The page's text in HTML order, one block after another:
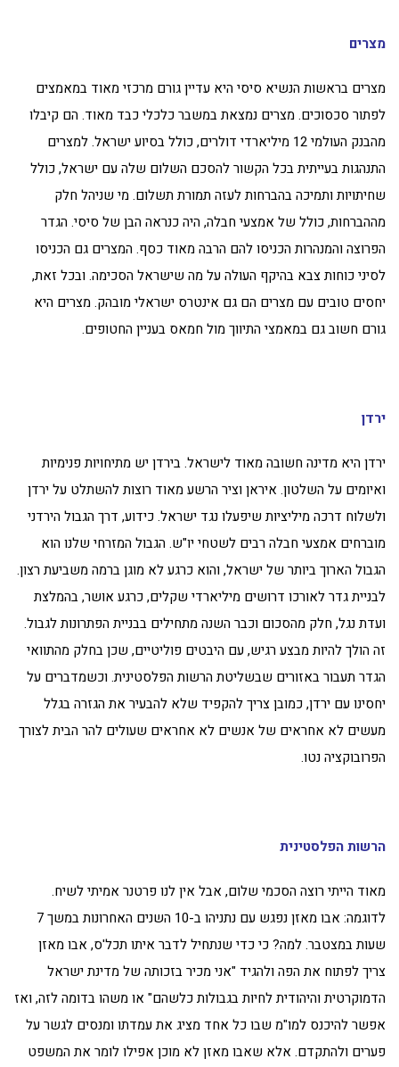
מצרים
מצרים בראשות הנשיא סיסי היא עדיין גורם מרכזי מאוד במאמצים
לפתור סכסוכים. מצרים נמצאת במשבר כלכלי כבד מאוד. הם קיבלו
מהבנק העולמי 12 מיליארדי דולרים, כולל בסיוע ישראל. למצרים
התנהגות בעייתית בכל הקשור להסכם השלום שלה עם ישראל, כולל
שחיתויות ותמיכה בהברחות לעזה תמורת תשלום. מי שניהל חלק
מההברחות, כולל של אמצעי חבלה, היה כנראה הבן של סיסי. הגדר
הפרוצה והמנהרות הכניסו להם הרבה מאוד כסף. המצרים גם הכניסו
לסיני כוחות צבא בהיקף העולה על מה שישראל הסכימה. ובכל זאת,
יחסים טובים עם מצרים הם גם אינטרס ישראלי מובהק. מצרים היא
גורם חשוב גם במאמצי התיווך מול חמאס בעניין החטופים.
ירדן
ירדן היא מדינה חשובה מאוד לישראל. בירדן יש מתיחויות פנימיות
ואיומים על השלטון. איראן וציר הרשע מאוד רוצות להשתלט על ירדן
ולשלוח דרכה מיליציות שיפעלו נגד ישראל. כידוע, דרך הגבול הירדני
מוברחים אמצעי חבלה רבים לשטחי יו"ש. הגבול המזרחי שלנו הוא
הגבול הארוך ביותר של ישראל, והוא כרגע לא מוגן ברמה משביעת רצון.
לבניית גדר לאורכו דרושים מיליארדי שקלים, כרגע אושר, בהמלצת
ועדת נגל, חלק מהסכום וכבר השנה מתחילים בבניית הפתרונות לגבול.
זה הולך להיות מבצע רגיש, עם היבטים פוליטיים, שכן בחלק מהתוואי
הגדר תעבור באזורים שבשליטת הרשות הפלסטינית. וכשמדברים על
יחסינו עם ירדן, כמובן צריך להקפיד שלא להבעיר את הגזרה בגלל
מעשים לא אחראים של אנשים לא אחראים שעולים להר הבית לצורך
הפרובוקציה נטו.
הרשות הפלסטינית
מאוד הייתי רוצה הסכמי שלום, אבל אין לנו פרטנר אמיתי לשיח.
לדוגמה: אבו מאזן נפגש עם נתניהו ב-10 השנים האחרונות במשך 7
שעות במצטבר. למה? כי כדי שנתחיל לדבר איתו תכל'ס, אבו מאזן
צריך לפתוח את הפה ולהגיד "אני מכיר בזכותה של מדינת ישראל
הדמוקרטית והיהודית לחיות בגבולות כלשהם" או משהו בדומה לזה, ואז
אפשר להיכנס למו"מ שבו כל אחד מציג את עמדתו ומנסים לגשר על
פערים ולהתקדם. אלא שאבו מאזן לא מוכן אפילו לומר את המשפט